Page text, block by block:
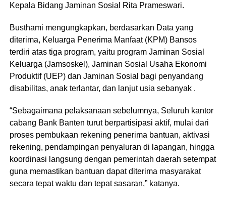
Kepala Bidang Jaminan Sosial Rita Prameswari.
Busthami mengungkapkan, berdasarkan Data yang
diterima, Keluarga Penerima Manfaat (KPM) Bansos
terdiri atas tiga program, yaitu program Jaminan Sosial
Keluarga (Jamsoskel), Jaminan Sosial Usaha Ekonomi
Produktif (UEP) dan Jaminan Sosial bagi penyandang
disabilitas, anak terlantar, dan lanjut usia sebanyak .
“Sebagaimana pelaksanaan sebelumnya, Seluruh kantor
cabang Bank Banten turut berpartisipasi aktif, mulai dari
proses pembukaan rekening penerima bantuan, aktivasi
rekening, pendampingan penyaluran di lapangan, hingga
koordinasi langsung dengan pemerintah daerah setempat
guna memastikan bantuan dapat diterima masyarakat
secara tepat waktu dan tepat sasaran,” katanya.